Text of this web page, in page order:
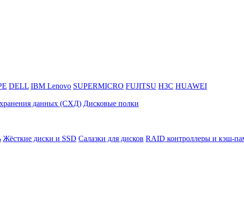
DELL IBM Lenovo SUPERMICRO FUJITSU H3C HUAWEI
данных (СХД) Дисковые полки
Жёсткие диски и SSD Салазки для дисков RAID контроллеры и кэш-